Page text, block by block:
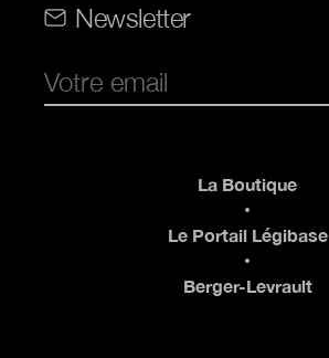
Newsletter
La Boutique
Le Portail Légibase
Berger-Levrault